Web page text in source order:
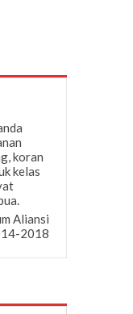
koran
kelas
Aliansi
2018